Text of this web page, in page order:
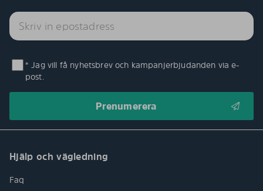
* Jag vill få nyhetsbrev och kampanjerbjudanden via e-
post.
Hjälp och vägledning
Faq